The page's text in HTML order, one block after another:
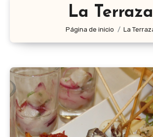
La Terraza
Página de inicio La